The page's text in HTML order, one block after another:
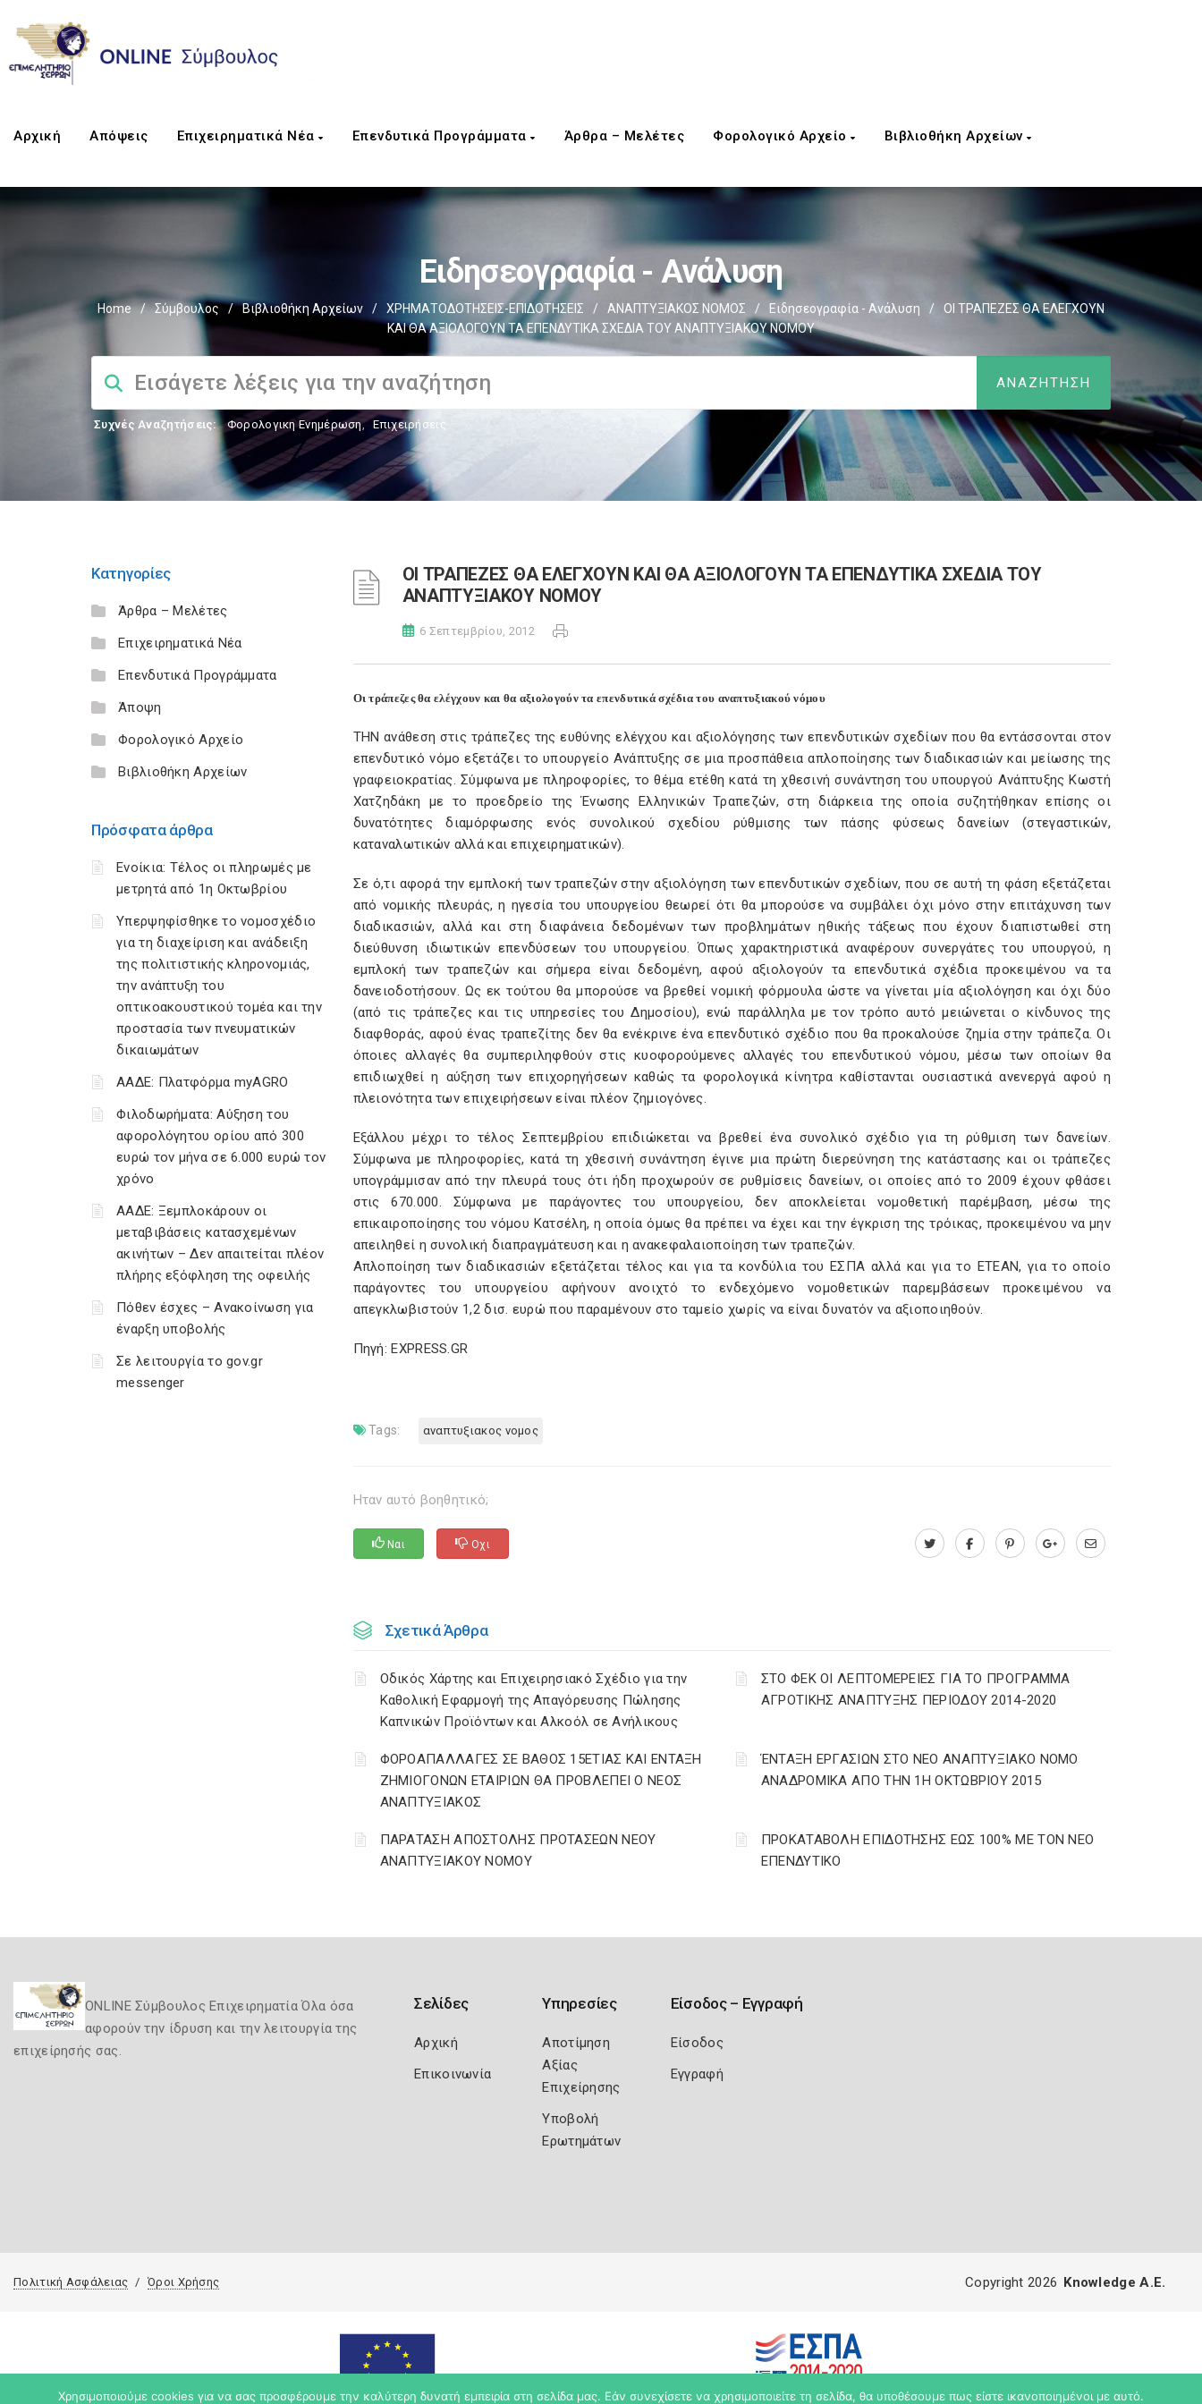
Αρχική Απόψεις Επιχειρηματικά Νέα Επενδυτικά Προγράμματα Άρθρα – Μελέτες Φορολογικό Αρχείο Βιβλιοθήκη Αρχείων
Ειδησεογραφία - Ανάλυση
Home / Σύμβουλος / Βιβλιοθήκη Αρχείων / ΧΡΗΜΑΤΟΔΟΤΗΣΕΙΣ-ΕΠΙΔΟΤΗΣΕΙΣ / ΑΝΑΠΤΥΞΙΑΚΟΣ ΝΟΜΟΣ / Ειδησεογραφία - Ανάλυση /
ΟΙ ΤΡΑΠΕΖΕΣ ΘΑ ΕΛΕΓΧΟΥΝ
ΚΑΙ ΘΑ ΑΞΙΟΛΟΓΟΥΝ ΤΑ ΕΠΕΝΔΥΤΙΚΑ ΣΧΕΔΙΑ ΤΟΥ ΑΝΑΠΤΥΞΙΑΚΟΥ ΝΟΜΟΥ
Συχνές Αναζητήσεις: Φορολογικη Ενημέρωση, Επιχειρήσεις
Κατηγορίες
Άρθρα – Μελέτες
Επιχειρηματικά Νέα
Επενδυτικά Προγράμματα
Άποψη
Φορολογικό Αρχείο
Βιβλιοθήκη Αρχείων
Πρόσφατα άρθρα
Ενοίκια: Τέλος οι πληρωμές με
μετρητά από 1η Οκτωβρίου
Υπερψηφίσθηκε το νομοσχέδιο
για τη διαχείριση και ανάδειξη
της πολιτιστικής κληρονομιάς,
την ανάπτυξη του
οπτικοακουστικού τομέα και την
προστασία των πνευματικών
δικαιωμάτων
ΑΑΔΕ: Πλατφόρμα myAGRO
Φιλοδωρήματα: Αύξηση του
αφορολόγητου ορίου από 300
ευρώ τον μήνα σε 6.000 ευρώ τον
χρόνο
ΑΑΔΕ: Ξεμπλοκάρουν οι
μεταβιβάσεις κατασχεμένων
ακινήτων – Δεν απαιτείται πλέον
πλήρης εξόφληση της οφειλής
Πόθεν έσχες – Ανακοίνωση για
έναρξη υποβολής
Σε λειτουργία το gov.gr
messenger
ΟΙ ΤΡΑΠΕΖΕΣ ΘΑ ΕΛΕΓΧΟΥΝ ΚΑΙ ΘΑ ΑΞΙΟΛΟΓΟΥΝ ΤΑ ΕΠΕΝΔΥΤΙΚΑ ΣΧΕΔΙΑ ΤΟΥ
ΑΝΑΠΤΥΞΙΑΚΟΥ ΝΟΜΟΥ
6 Σεπτεμβρίου, 2012
Οι τράπεζες θα ελέγχουν και θα αξιολογούν τα επενδυτικά σχέδια του αναπτυξιακού νόμου
ΤΗΝ ανάθεση στις τράπεζες της ευθύνης ελέγχου και αξιολόγησης των επενδυτικών σχεδίων που θα εντάσσονται στον
επενδυτικό νόμο εξετάζει το υπουργείο Ανάπτυξης σε μια προσπάθεια απλοποίησης των διαδικασιών και μείωσης της
γραφειοκρατίας. Σύμφωνα με πληροφορίες, το θέμα ετέθη κατά τη χθεσινή συνάντηση του υπουργού Ανάπτυξης Κωστή
Χατζηδάκη με το προεδρείο της Ένωσης Ελληνικών Τραπεζών, στη διάρκεια της οποία συζητήθηκαν επίσης οι
δυνατότητες διαμόρφωσης ενός συνολικού σχεδίου ρύθμισης των πάσης φύσεως δανείων (στεγαστικών,
καταναλωτικών αλλά και επιχειρηματικών).
Σε ό,τι αφορά την εμπλοκή των τραπεζών στην αξιολόγηση των επενδυτικών σχεδίων, που σε αυτή τη φάση εξετάζεται
από νομικής πλευράς, η ηγεσία του υπουργείου θεωρεί ότι θα μπορούσε να συμβάλει όχι μόνο στην επιτάχυνση των
διαδικασιών, αλλά και στη διαφάνεια δεδομένων των προβλημάτων ηθικής τάξεως που έχουν διαπιστωθεί στη
διεύθυνση ιδιωτικών επενδύσεων του υπουργείου. Όπως χαρακτηριστικά αναφέρουν συνεργάτες του υπουργού, η
εμπλοκή των τραπεζών και σήμερα είναι δεδομένη, αφού αξιολογούν τα επενδυτικά σχέδια προκειμένου να τα
δανειοδοτήσουν. Ως εκ τούτου θα μπορούσε να βρεθεί νομική φόρμουλα ώστε να γίνεται μία αξιολόγηση και όχι δύο
(από τις τράπεζες και τις υπηρεσίες του Δημοσίου), ενώ παράλληλα με τον τρόπο αυτό μειώνεται ο κίνδυνος της
διαφθοράς, αφού ένας τραπεζίτης δεν θα ενέκρινε ένα επενδυτικό σχέδιο που θα προκαλούσε ζημία στην τράπεζα. Οι
όποιες αλλαγές θα συμπεριληφθούν στις κυοφορούμενες αλλαγές του επενδυτικού νόμου, μέσω των οποίων θα
επιδιωχθεί η αύξηση των επιχορηγήσεων καθώς τα φορολογικά κίνητρα καθίστανται ουσιαστικά ανενεργά αφού η
πλειονότητα των επιχειρήσεων είναι πλέον ζημιογόνες.
Εξάλλου μέχρι το τέλος Σεπτεμβρίου επιδιώκεται να βρεθεί ένα συνολικό σχέδιο για τη ρύθμιση των δανείων.
Σύμφωνα με πληροφορίες, κατά τη χθεσινή συνάντηση έγινε μια πρώτη διερεύνηση της κατάστασης και οι τράπεζες
υπογράμμισαν από την πλευρά τους ότι ήδη προχωρούν σε ρυθμίσεις δανείων, οι οποίες από το 2009 έχουν φθάσει
στις 670.000. Σύμφωνα με παράγοντες του υπουργείου, δεν αποκλείεται νομοθετική παρέμβαση, μέσω της
επικαιροποίησης του νόμου Κατσέλη, η οποία όμως θα πρέπει να έχει και την έγκριση της τρόικας, προκειμένου να μην
απειληθεί η συνολική διαπραγμάτευση και η ανακεφαλαιοποίηση των τραπεζών.
Απλοποίηση των διαδικασιών εξετάζεται τέλος και για τα κονδύλια του ΕΣΠΑ αλλά και για το ΕΤΕΑΝ, για το οποίο
παράγοντες του υπουργείου αφήνουν ανοιχτό το ενδεχόμενο νομοθετικών παρεμβάσεων προκειμένου να
απεγκλωβιστούν 1,2 δισ. ευρώ που παραμένουν στο ταμείο χωρίς να είναι δυνατόν να αξιοποιηθούν.
Πηγή: EXPRESS.GR
Tags: αναπτυξιακος νομος
Ηταν αυτό βοηθητικό;
Ναι Οχι
Σχετικά Άρθρα
Οδικός Χάρτης και Επιχειρησιακό Σχέδιο για την
Καθολική Εφαρμογή της Απαγόρευσης Πώλησης
Καπνικών Προϊόντων και Αλκοόλ σε Ανήλικους
ΣΤΟ ΦΕΚ ΟΙ ΛΕΠΤΟΜΕΡΕΙΕΣ ΓΙΑ ΤΟ ΠΡΟΓΡΑΜΜΑ
ΑΓΡΟΤΙΚΗΣ ΑΝΑΠΤΥΞΗΣ ΠΕΡΙΟΔΟΥ 2014-2020
ΦΟΡΟΑΠΑΛΛΑΓΕΣ ΣΕ ΒΑΘΟΣ 15ΕΤΙΑΣ ΚΑΙ ΕΝΤΑΞΗ
ΖΗΜΙΟΓΟΝΩΝ ΕΤΑΙΡΙΩΝ ΘΑ ΠΡΟΒΛΕΠΕΙ Ο ΝΕΟΣ
ΑΝΑΠΤΥΞΙΑΚΟΣ
ΈΝΤΑΞΗ ΕΡΓΑΣΙΩΝ ΣΤΟ ΝΕΟ ΑΝΑΠΤΥΞΙΑΚΟ ΝΟΜΟ
ΑΝΑΔΡΟΜΙΚΑ ΑΠΟ ΤΗΝ 1Η ΟΚΤΩΒΡΙΟΥ 2015
ΠΑΡΑΤΑΣΗ ΑΠΟΣΤΟΛΗΣ ΠΡΟΤΑΣΕΩΝ ΝΕΟΥ
ΑΝΑΠΤΥΞΙΑΚΟΥ ΝΟΜΟΥ
ΠΡΟΚΑΤΑΒΟΛΗ ΕΠΙΔΟΤΗΣΗΣ ΕΩΣ 100% ΜΕ ΤΟΝ ΝΕΟ
ΕΠΕΝΔΥΤΙΚΟ
ONLINE Σύμβουλος Επιχειρηματία Όλα όσα
αφορούν την ίδρυση και την λειτουργία της
επιχείρησής σας.
Σελίδες
Αρχική
Επικοινωνία
Υπηρεσίες
Αποτίμηση
Αξίας
Επιχείρησης
Υποβολή
Ερωτημάτων
Είσοδος – Εγγραφή
Είσοδος
Εγγραφή
Πολιτική Ασφάλειας Όροι Χρήσης Copyright 2026 Knowledge A.E.
Χρησιμοποιούμε cookies για να σας προσφέρουμε την καλύτερη δυνατή εμπειρία στη σελίδα μας. Εάν συνεχίσετε να χρησιμοποιείτε τη σελίδα, θα υποθέσουμε πως είστε ικανοποιημένοι με αυτό.